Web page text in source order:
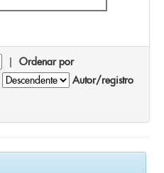
| Ordenar por
Autor/registro